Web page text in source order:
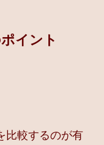
イント
比較するのが有